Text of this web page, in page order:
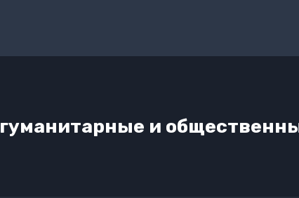
гуманитарные и